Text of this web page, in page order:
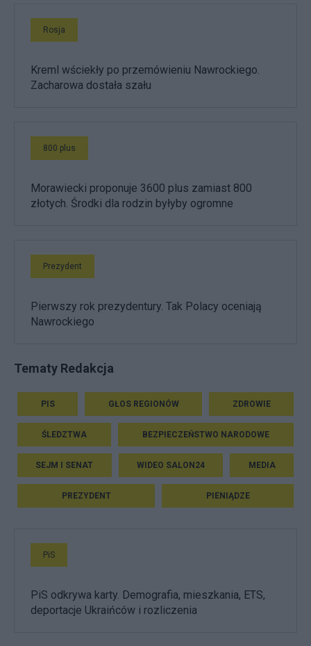
Rosja
Kreml wściekły po przemówieniu Nawrockiego.
Zacharowa dostała szału
800 plus
Morawiecki proponuje 3600 plus zamiast 800
złotych. Środki dla rodzin byłyby ogromne
Prezydent
Pierwszy rok prezydentury. Tak Polacy oceniają
Nawrockiego
Tematy Redakcja
PIS GŁOS REGIONÓW ZDROWIE
ŚLEDZTWA BEZPIECZEŃSTWO NARODOWE
SEJM I SENAT WIDEO SALON24 MEDIA
PREZYDENT PIENIĄDZE
PiS
PiS odkrywa karty. Demografia, mieszkania, ETS,
deportacje Ukraińców i rozliczenia